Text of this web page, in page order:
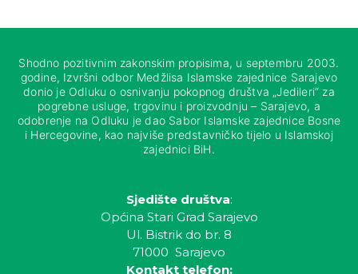
Shodno pozitivnim zakonskim propisima, u septembru 2003.
godine, Izvršni odbor Medžlisa Islamske zajednice Sarajevo
donio je Odluku o osnivanju pokopnog društva „Jedileri“ za
pogrebne usluge, trgovinu i proizvodnju – Sarajevo, a
odobrenje na Odluku je dao Sabor Islamske zajednice Bosne
i Hercegovine, kao najviše predstavničko tijelo u Islamskoj
zajednici BiH.
Sjedište društva:
Općina Stari Grad Sarajevo
Ul. Bistrik do br. 8
71000 Sarajevo
Kontakt telefon: